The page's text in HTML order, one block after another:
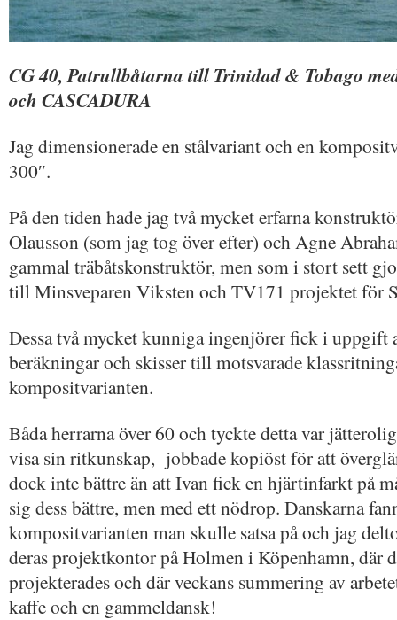
CG 40, Patrullbåtarna till Trinidad & Tobago
och CASCADURA
Jag dimensionerade en stålvariant och en
300″.
På den tiden hade jag två mycket erfarna
Olausson (som jag tog över efter) och Agne
gammal träbåtskonstruktör, men som i stort sett
till Minsveparen Viksten och TV171 projektet för
Dessa två mycket kunniga ingenjörer fick i uppgift
beräkningar och skisser till motsvarade
kompositvarianten.
Båda herrarna över 60 och tyckte detta var
visa sin ritkunskap, jobbade kopiöst för att
dock inte bättre än att Ivan fick en hjärtinfarkt på
sig dess bättre, men med ett nödrop. Danskarna
kompositvarianten man skulle satsa på och jag
deras projektkontor på Holmen i Köpenhamn, där
projekterades och där veckans summering av
kaffe och en gammeldansk!